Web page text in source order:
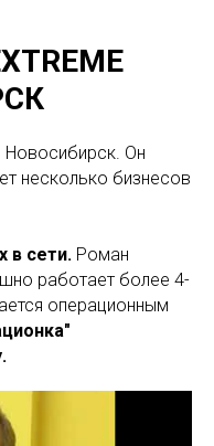
Новосибирск. Он
несколько бизнесов
в сети. Роман
работает более 4-
операционным